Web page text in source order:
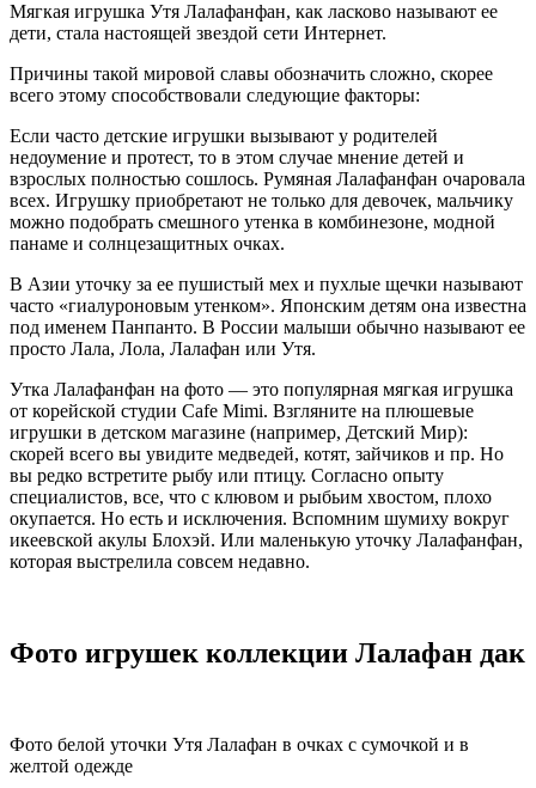
Мягкая игрушка Утя Лалафанфан, как ласково называют ее
дети, стала настоящей звездой сети Интернет.
Причины такой мировой славы обозначить сложно, скорее
всего этому способствовали следующие факторы:
Если часто детские игрушки вызывают у родителей
недоумение и протест, то в этом случае мнение детей и
взрослых полностью сошлось. Румяная Лалафанфан очаровала
всех. Игрушку приобретают не только для девочек, мальчику
можно подобрать смешного утенка в комбинезоне, модной
панаме и солнцезащитных очках.
В Азии уточку за ее пушистый мех и пухлые щечки называют
часто «гиалуроновым утенком». Японским детям она известна
под именем Панпанто. В России малыши обычно называют ее
просто Лала, Лола, Лалафан или Утя.
Утка Лалафанфан на фото — это популярная мягкая игрушка
от корейской студии Cafe Mimi. Взгляните на плюшевые
игрушки в детском магазине (например, Детский Мир):
скорей всего вы увидите медведей, котят, зайчиков и пр. Но
вы редко встретите рыбу или птицу. Согласно опыту
специалистов, все, что с клювом и рыбьим хвостом, плохо
окупается. Но есть и исключения. Вспомним шумиху вокруг
икеевской акулы Блохэй. Или маленькую уточку Лалафанфан,
которая выстрелила совсем недавно.
Фото игрушек коллекции Лалафан дак
Фото белой уточки Утя Лалафан в очках с сумочкой и в
желтой одежде